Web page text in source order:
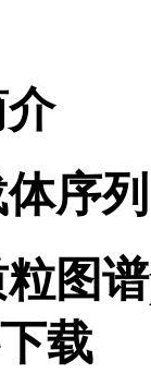
序列
图
载